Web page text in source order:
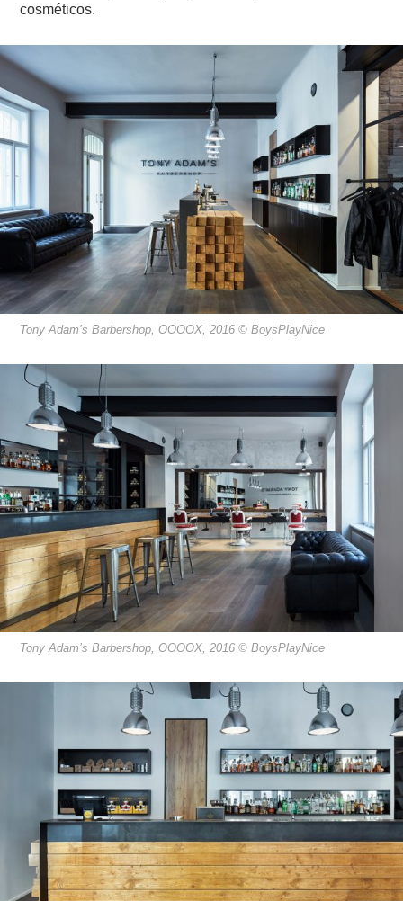
cosméticos.
Tony Adam’s Barbershop, OOOOX, 2016 © BoysPlayNice
Tony Adam’s Barbershop, OOOOX, 2016 © BoysPlayNice